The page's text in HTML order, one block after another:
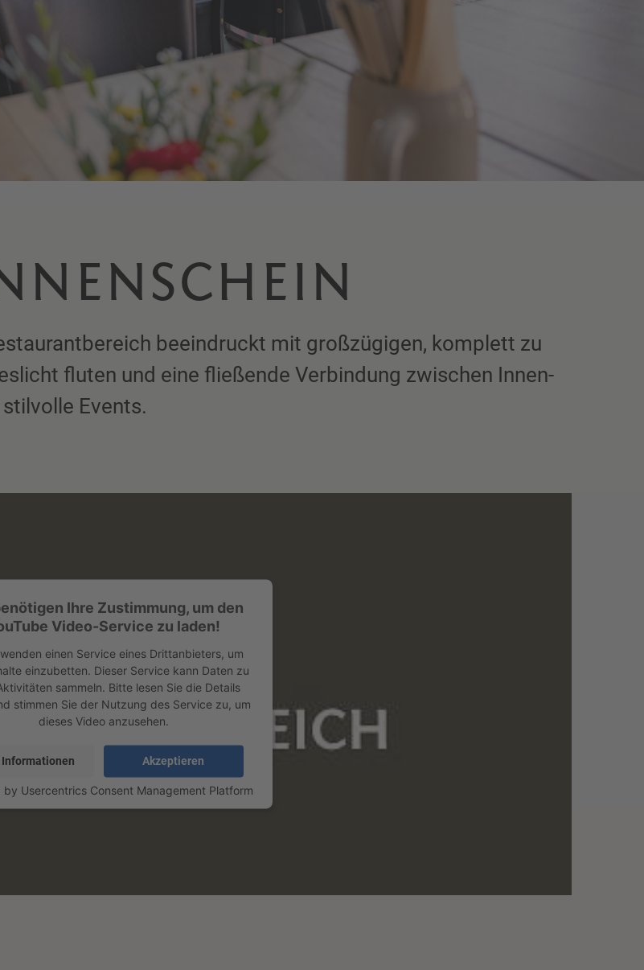
beeindruckt mit großzügigen, komplett zu
fluten und eine fließende Verbindung zwischen Innen-
Events.
Ihre Zustimmung, um den
Video-Service zu laden!
einen Service eines Drittanbieters, um
einzubetten. Dieser Service kann Daten zu
sammeln. Bitte lesen Sie die Details
stimmen Sie der Nutzung des Service zu, um
dieses Video anzusehen.
Informationen Akzeptieren
by Usercentrics Consent Management Platform